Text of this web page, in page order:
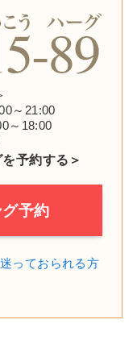
～21:00
～18:00
予約する＞
予約
迷っておられる方